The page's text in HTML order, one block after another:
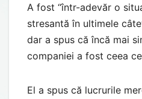
A fost “într-adevăr o
stresantă în ultimele
dar a spus că încă mai
companiei a fost ceea
El a spus că lucrurile